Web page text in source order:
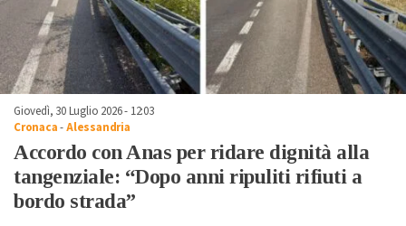
Giovedì, 30 Luglio 2026 - 12:03
Cronaca-Alessandria
Accordo con Anas per ridare dignità alla
tangenziale: “Dopo anni ripuliti rifiuti a
bordo strada”